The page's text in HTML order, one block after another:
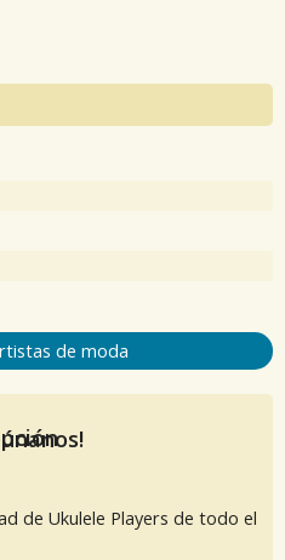
de moda
de Ukulele Players de todo el